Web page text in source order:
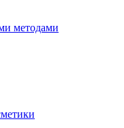
методами